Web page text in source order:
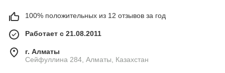
100% положительных из 12 отзывов за год
Работает с 21.08.2011
г. Алматы
Сейфуллина 284, Алматы, Казахстан